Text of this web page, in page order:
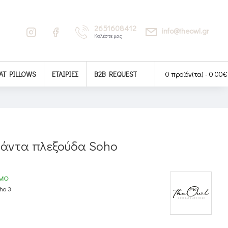
2651608412
Καλέστε μας
info@theowl.gr
PILLOWS ΕΤΑΙΡΊΕΣ B2B REQUEST 0 προϊόν(τα) - 0,00€
πλεξούδα Soho
3